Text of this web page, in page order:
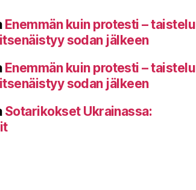
Enemmän kuin protesti – taistelu
sodan jälkeen
Enemmän kuin protesti – taistelu
sodan jälkeen
Sotarikokset Ukrainassa: